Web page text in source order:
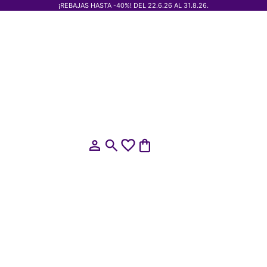
¡REBAJAS HASTA -40%! DEL 22.6.26 AL 31.8.26.
Abrir página de la cuenta
Abrir búsquedaAbrir cesta